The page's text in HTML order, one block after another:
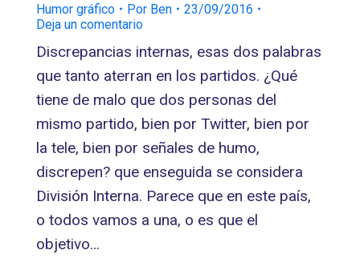
Humor gráfico Por Ben
23/09/2016
Deja un comentario
Discrepancias internas, esas dos palabras
que tanto aterran en los partidos. ¿Qué
tiene de malo que dos personas del
mismo partido, bien por Twitter, bien por
la tele, bien por señales de humo,
discrepen? que enseguida se considera
División Interna. Parece que en este país,
o todos vamos a una, o es que el
objetivo…